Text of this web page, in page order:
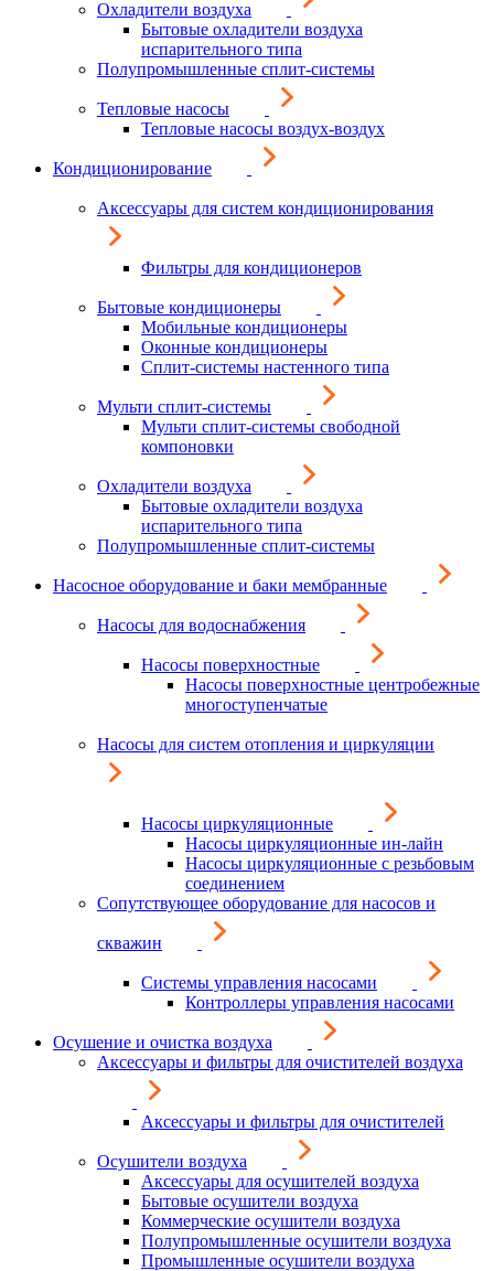
Охладители воздуха
Бытовые охладители воздуха
испарительного типа
Полупромышленные сплит-системы
Тепловые насосы
Тепловые насосы воздух-воздух
Кондиционирование
Аксессуары для систем кондиционирования
Фильтры для кондиционеров
Бытовые кондиционеры
Мобильные кондиционеры
Оконные кондиционеры
Сплит-системы настенного типа
Мульти сплит-системы
Мульти сплит-системы свободной
компоновки
Охладители воздуха
Бытовые охладители воздуха
испарительного типа
Полупромышленные сплит-системы
Насосное оборудование и баки мембранные
Насосы для водоснабжения
Насосы поверхностные
Насосы поверхностные центробежные
многоступенчатые
Насосы для систем отопления и циркуляции
Насосы циркуляционные
Насосы циркуляционные ин-лайн
Насосы циркуляционные с резьбовым
соединением
Сопутствующее оборудование для насосов и
скважин
Системы управления насосами
Контроллеры управления насосами
Осушение и очистка воздуха
Аксессуары и фильтры для очистителей воздуха
Аксессуары и фильтры для очистителей
Осушители воздуха
Аксессуары для осушителей воздуха
Бытовые осушители воздуха
Коммерческие осушители воздуха
Полупромышленные осушители воздуха
Промышленные осушители воздуха